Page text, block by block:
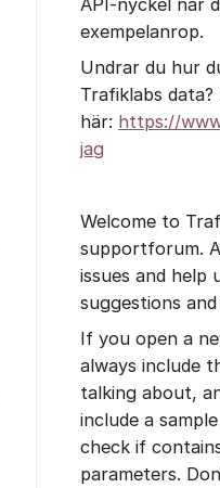
API-nyckel när
exempelanrop.
Undrar du hur
Trafiklabs
här: https://
jag
Welcome to
supportforum.
issues and help
suggestions and
If you open a
always include
talking about,
include a
check if
parameters.